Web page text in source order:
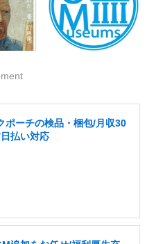
ポーチの検品・梱包/月収30
払い対応